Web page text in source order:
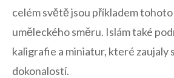
celém světě jsou příkladem
uměleckého směru. Islám také
kaligrafie a miniatur, které zaujaly
dokonalostí.